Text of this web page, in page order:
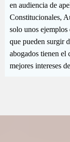
en audiencia de
Constitucionales,
solo unos
que pueden surgir
abogados tienen el
mejores intereses